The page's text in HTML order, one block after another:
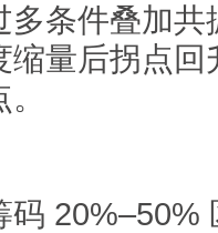
多条件叠加
缩量后拐点
码 20%–50%